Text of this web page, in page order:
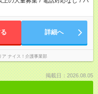
詳細へ
ア ナイス！介護事業部
掲載日：2026.08.05